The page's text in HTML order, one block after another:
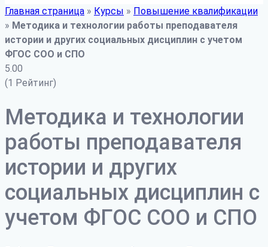
Главная страница » Курсы » Повышение квалификации
» Методика и технологии работы преподавателя
истории и других социальных дисциплин с учетом
ФГОС СОО и СПО
5.00
(1 Рейтинг)
Методика и технологии
работы преподавателя
истории и других
социальных дисциплин с
учетом ФГОС СОО и СПО